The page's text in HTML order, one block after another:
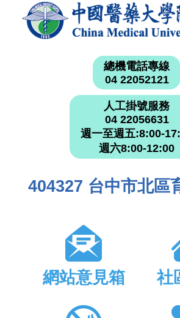
總機電話專線
04 22052121
人工掛號服務
04 22056631
週一至週五:8:00-
週六8:00-12:00
404327 台中市北區
網站意見箱 社